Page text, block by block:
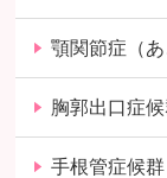
顎関節症（あ
胸郭出口症
手根管症候群